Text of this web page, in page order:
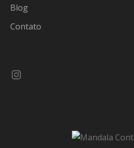
Blog
Contato
Instagram